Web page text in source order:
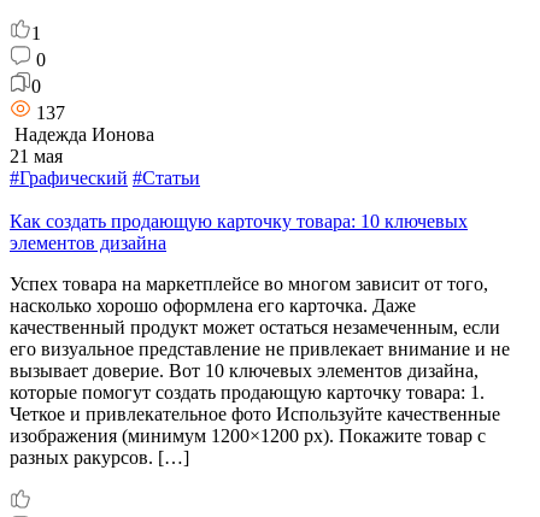
1
0
0
137
Надежда Ионова
21 мая
#Графический #Статьи
Как создать продающую карточку товара: 10 ключевых
элементов дизайна
Успех товара на маркетплейсе во многом зависит от того,
насколько хорошо оформлена его карточка. Даже
качественный продукт может остаться незамеченным, если
его визуальное представление не привлекает внимание и не
вызывает доверие. Вот 10 ключевых элементов дизайна,
которые помогут создать продающую карточку товара: 1.
Четкое и привлекательное фото Используйте качественные
изображения (минимум 1200×1200 px). Покажите товар с
разных ракурсов. […]